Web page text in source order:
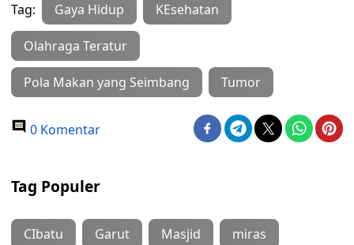
Tag: Gaya Hidup KEsehatan
Olahraga Teratur
Pola Makan yang Seimbang Tumor
0 Komentar
Tag Populer
CIbatu Garut Masjid miras